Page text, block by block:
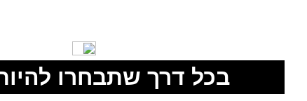
בכל דרך שתבחרו